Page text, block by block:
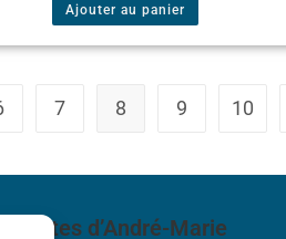
Ajouter au panier
7 8 9 10
d’André-Marie